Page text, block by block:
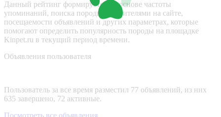
Данный рейтинг формируется на основе частоты
упоминаний, поиска породы посетителями на сайте,
посещаемости объявлений и других параметрах, которые
помогают определить популярность породы на площадке
Kinpet.ru в текущий период времени.
Объявления пользователя
Пользователь за все время разместил 77 объявлений, из них
635 завершено, 72 активные.
Посмотреть все объявления